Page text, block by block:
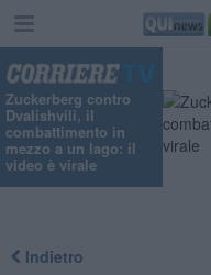
Zuckerberg contro
Dvalishvili, il
combattimento in
mezzo a un lago: il
video è virale
Indietro